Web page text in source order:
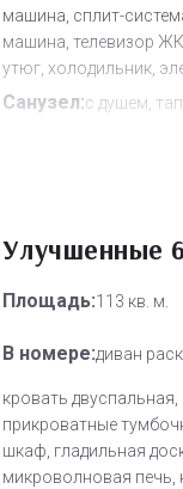
машина, сплит-
машина, телевизор
утюг, холодильник,
Санузел:с душем,
уборка номера
Улучшенные
Площадь:113 кв. м.
В номере:диван
кровать двуспальная,
прикроватные
шкаф, гладильная
микроволновая печь,